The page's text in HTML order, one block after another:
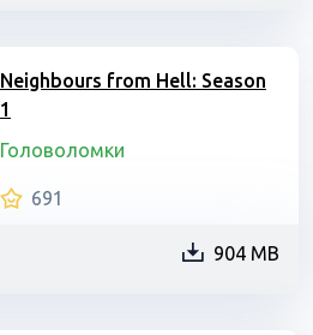
Neighbours from Hell: Season
1
Головоломки
691
904 MB